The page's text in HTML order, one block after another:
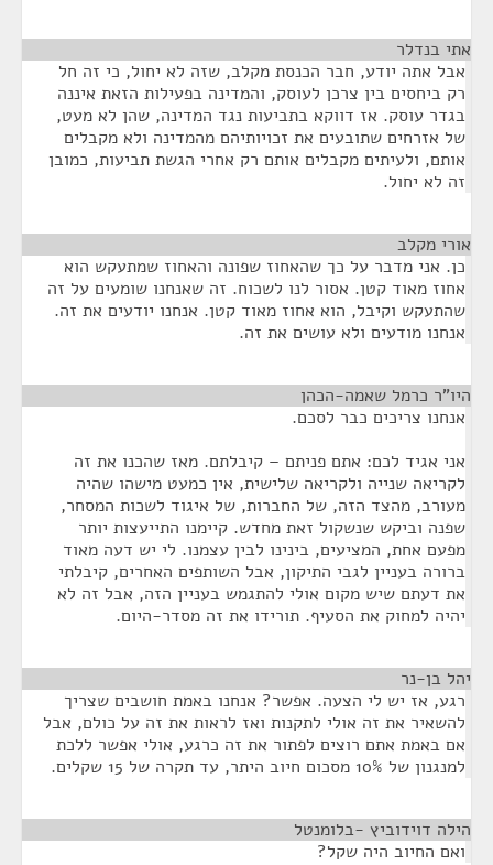
אתי בנדלר
אבל אתה יודע, חבר הכנסת מקלב, שזה לא יחול, כי זה חל
רק ביחסים בין צרכן לעוסק, והמדינה בפעילות הזאת איננה
בגדר עוסק. אז דווקא בתביעות נגד המדינה, שהן לא מעט,
של אזרחים שתובעים את זכויותיהם מהמדינה ולא מקבלים
אותם, ולעיתים מקבלים אותם רק אחרי הגשת תביעות, כמובן
זה לא יחול.
אורי מקלב
כן. אני מדבר על כך שהאחוז שפונה והאחוז שמתעקש הוא
אחוז מאוד קטן. אסור לנו לשכוח. זה שאנחנו שומעים על זה
שהתעקש וקיבל, הוא אחוז מאוד קטן. אנחנו יודעים את זה.
אנחנו מודעים ולא עושים את זה.
היו"ר כרמל שאמה-הכהן
אנחנו צריכים כבר לסכם.
אני אגיד לכם: אתם פניתם – קיבלתם. מאז שהכנו את זה
לקריאה שנייה ולקריאה שלישית, אין כמעט מישהו שהיה
מעורב, מהצד הזה, של החברות, של איגוד לשכות המסחר,
שפנה וביקש שנשקול זאת מחדש. קיימנו התייעצות יותר
מפעם אחת, המציעים, בינינו לבין עצמנו. לי יש דעה מאוד
ברורה בעניין לגבי התיקון, אבל השותפים האחרים, קיבלתי
את דעתם שיש מקום אולי להתגמש בעניין הזה, אבל זה לא
יהיה למחוק את הסעיף. תורידו את זה מסדר-היום.
יהל בן-נר
רגע, אז יש לי הצעה. אפשר? אנחנו באמת חושבים שצריך
להשאיר את זה אולי לתקנות ואז לראות את זה על כולם, אבל
אם באמת אתם רוצים לפתור את זה כרגע, אולי אפשר ללכת
למנגנון של 10% מסכום חיוב היתר, עד תקרה של 15 שקלים.
הילה דוידוביץ -בלומנטל
ואם החיוב היה שקל?